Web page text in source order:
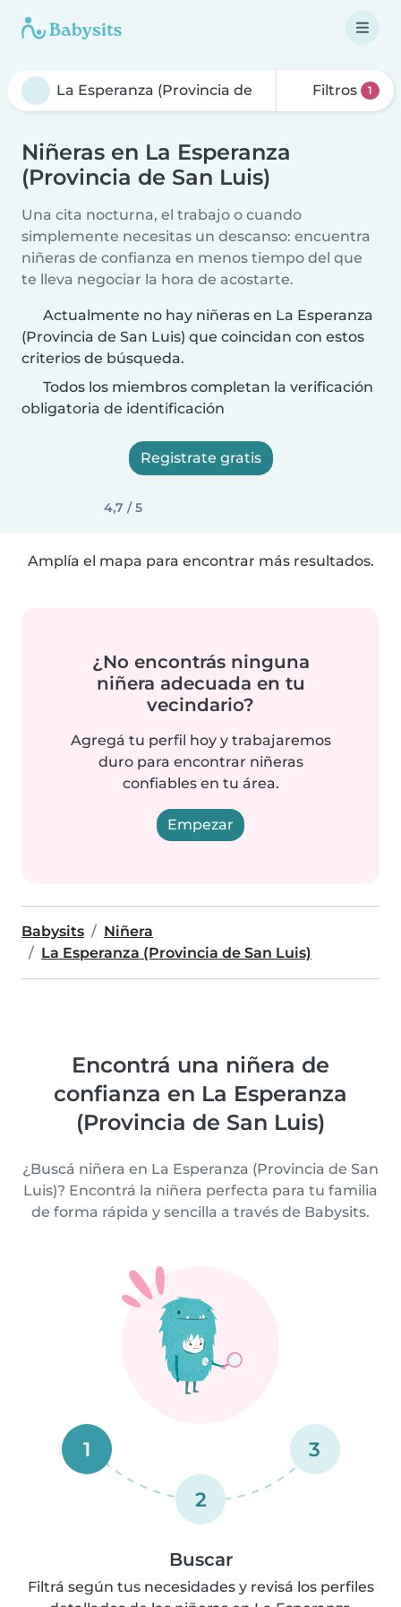
Filtros 1
Niñeras en La Esperanza
(Provincia de San Luis)
Una cita nocturna, el trabajo o cuando
simplemente necesitas un descanso: encuentra
niñeras de confianza en menos tiempo del que
te lleva negociar la hora de acostarte.
Actualmente no hay niñeras en La Esperanza
(Provincia de San Luis) que coincidan con estos
criterios de búsqueda.
Todos los miembros completan la verificación
obligatoria de identificación
Registrate gratis
4,7 / 5
Amplía el mapa para encontrar más resultados.
¿No encontrás ninguna
niñera adecuada en tu
vecindario?
Agregá tu perfil hoy y trabajaremos
duro para encontrar niñeras
confiables en tu área.
Empezar
Babysits
Niñera
La Esperanza (Provincia de San Luis)
Encontrá una niñera de
confianza en La Esperanza
(Provincia de San Luis)
¿Buscá niñera en La Esperanza (Provincia de San
Luis)? Encontrá la niñera perfecta para tu familia
de forma rápida y sencilla a través de Babysits.
1
2
3
Buscar
Filtrá según tus necesidades y revisá los perfiles